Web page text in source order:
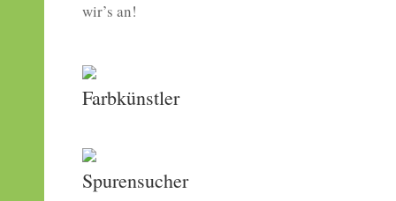
wir’s an!
Farbkünstler
Spurensucher